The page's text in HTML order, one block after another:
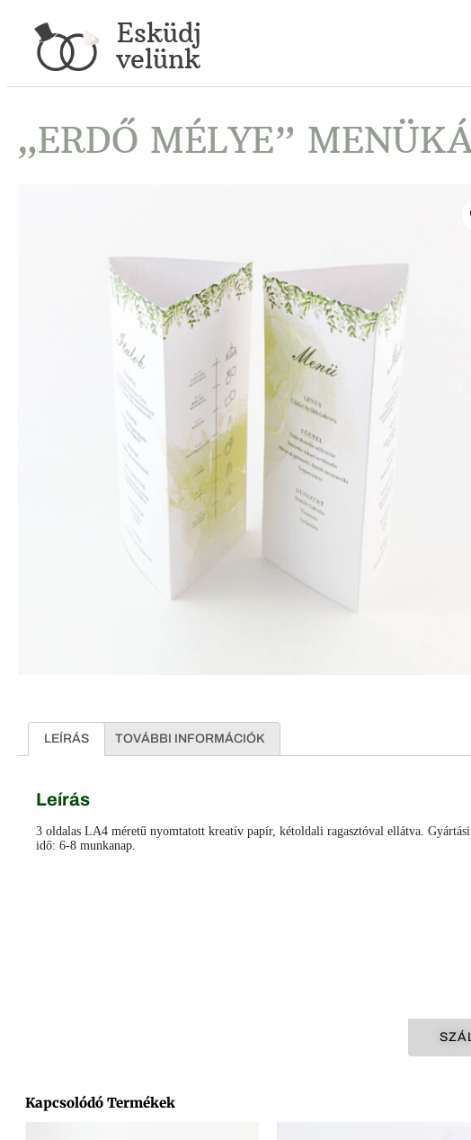
Esküdj
velünk
„ERDŐ MÉLYE”
LEÍRÁS TOVÁBBI INFORMÁCIÓK
Leírás
3 oldalas LA4 méretű nyomtatott kreatív papír, kétoldali ragasztóval ellátva. Gyártási
idő: 6-8 munkanap.
Kapcsolódó Termékek